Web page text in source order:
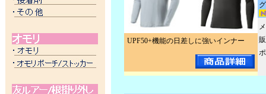
UPF50+機能の日差しに強いインナー